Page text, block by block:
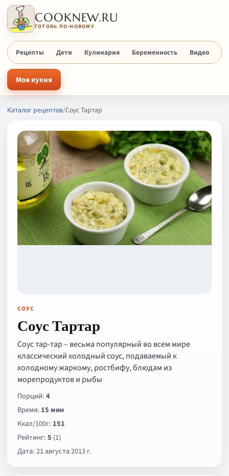
COOKNEW.RU
ГОТОВЬ ПО-НОВОМУ
Рецепты Дети Кулинария Беременность Видео
Моя кухня
Каталог рецептов/Соус Тартар
СОУС
Соус Тартар
Соус тар-тар – весьма популярный во всем мире
классический холодный соус, подаваемый к
холодному жаркому, ростбифу, блюдам из
морепродуктов и рыбы
Порций:4
Время: 15 мин
Ккал/100г: 151
Рейтинг:5 (1)
Дата: 21 августа 2013 г.